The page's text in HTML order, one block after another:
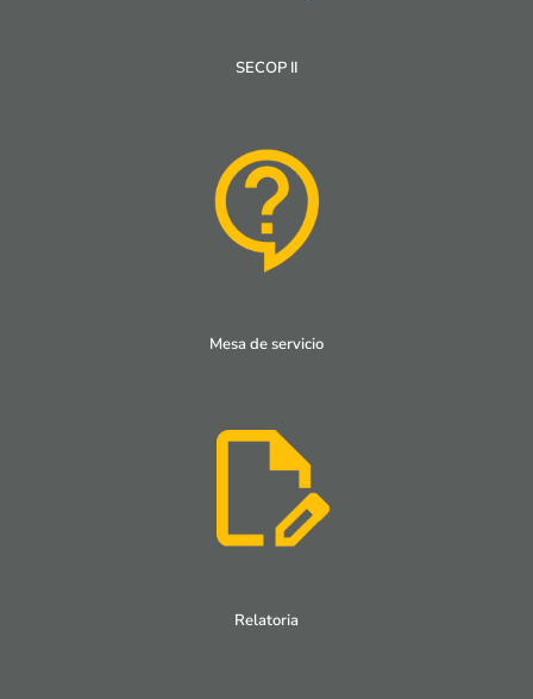
SECOP II
Mesa de servicio
Relatoria